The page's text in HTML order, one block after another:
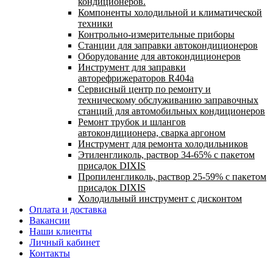
Компоненты холодильной и климатической
техники
Контрольно-измерительные приборы
Станции для заправки автокондиционеров
Оборудование для автокондиционеров
Инструмент для заправки
авторефрижераторов R404a
Сервисный центр по ремонту и
техническому обслуживанию заправочных
станций для автомобильных кондиционеров
Ремонт трубок и шлангов
автокондиционера, сварка аргоном
Инструмент для ремонта холодильников
Этиленгликоль, раствор 34-65% с пакетом
присадок DIXIS
Пропиленгликоль, раствор 25-59% с пакетом
присадок DIXIS
Холодильный инструмент с дисконтом
Оплата и доставка
Вакансии
Наши клиенты
Личный кабинет
Контакты